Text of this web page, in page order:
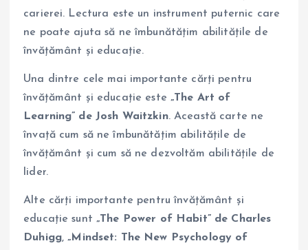
carierei. Lectura este un instrument puternic care
ne poate ajuta să ne îmbunătățim abilitățile de
învățământ și educație.
Una dintre cele mai importante cărți pentru
învățământ și educație este„The Art of
Learning” de Josh Waitzkin. Această carte ne
învață cum să ne îmbunătățim abilitățile de
învățământ și cum să ne dezvoltăm abilitățile de
lider.
Alte cărți importante pentru învățământ și
educație sunt„The Power of Habit” de Charles
Duhigg,„Mindset: The New Psychology of